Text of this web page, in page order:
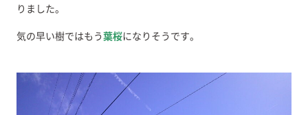
りました。
気の早い樹ではもう葉桜になりそうです。